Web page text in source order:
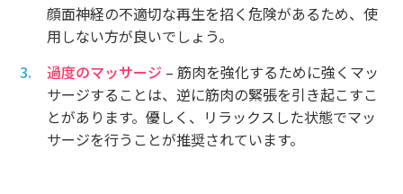
顔面神経の不適切な再生を招く危険があるため、使
用しない方が良いでしょう。
過度のマッサージ – 筋肉を強化するために強くマッ
サージすることは、逆に筋肉の緊張を引き起こすこ
とがあります。優しく、リラックスした状態でマッ
サージを行うことが推奨されています。